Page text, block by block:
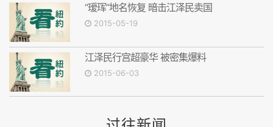
“瑷珲”地名恢复 暗击江泽民卖国
2015-05-19
江泽民行宫超豪华 被密集爆料
2015-06-03